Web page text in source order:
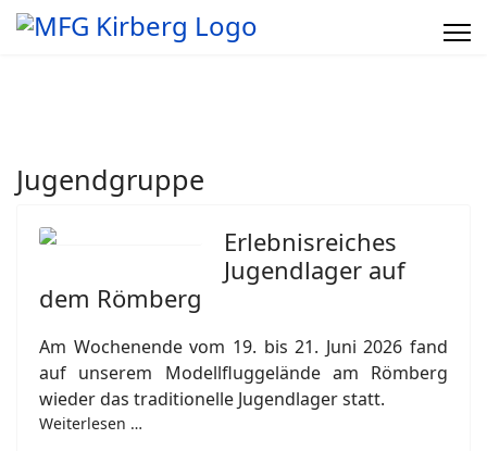
Jugendgruppe
Erlebnisreiches
Jugendlager auf
dem Römberg
Am Wochenende vom 19. bis 21. Juni 2026 fand
auf unserem Modellfluggelände am Römberg
wieder das traditionelle Jugendlager statt.
Weiterlesen …